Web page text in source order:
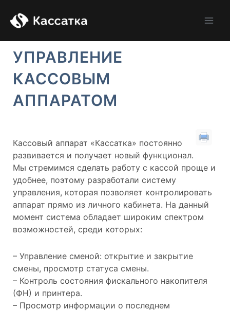
содержимому
УПРАВЛЕНИЕ
КАССОВЫМ
АППАРАТОМ
Кассовый аппарат «Кассатка» постоянно
развивается и получает новый функционал.
Мы стремимся сделать работу с кассой проще и
удобнее, поэтому разработали систему
управления, которая позволяет контролировать
аппарат прямо из личного кабинета. На данный
момент система обладает широким спектром
возможностей, среди которых:
– Управление сменой: открытие и закрытие
смены, просмотр статуса смены.
– Контроль состояния фискального накопителя
(ФН) и принтера.
– Просмотр информации о последнем